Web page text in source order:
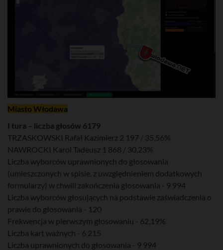
Miasto Włodawa
I tura – liczba głosów 6179
TRZASKOWSKI Rafał Kazimierz 2 197 / 35,56%
NAWROCKI Karol Tadeusz 1 868 / 30,23%
Liczba wyborców uprawnionych do głosowania
(umieszczonych w spisie, z uwzględnieniem dodatkowych
formularzy) w chwili zakończenia głosowania - 9 994
Liczba wyborców głosujących na podstawie zaświadczenia o
prawie do głosowania - 120
Frekwencja w pierwszym głosowaniu - 62,19%
Liczba kart ważnych - 6 215
Liczba uprawnionych do głosowania - 9 994